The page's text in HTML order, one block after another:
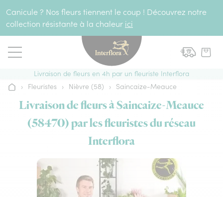
Canicule ? Nos fleurs tiennent le coup ! Découvrez notre
collection résistante à la chaleur ici
Livraison de fleurs en 4h par un fleuriste Interflora
Accueil
› Fleuristes › Nièvre (58) › Saincaize-Meauce
Livraison de fleurs à Saincaize-Meauce
(58470) par les fleuristes du réseau
Interflora